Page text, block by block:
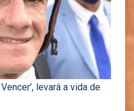
levará a vida de